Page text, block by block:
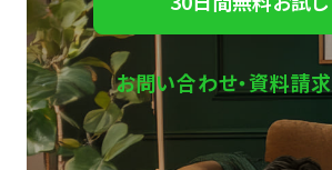
お問い合わせ・資料請求